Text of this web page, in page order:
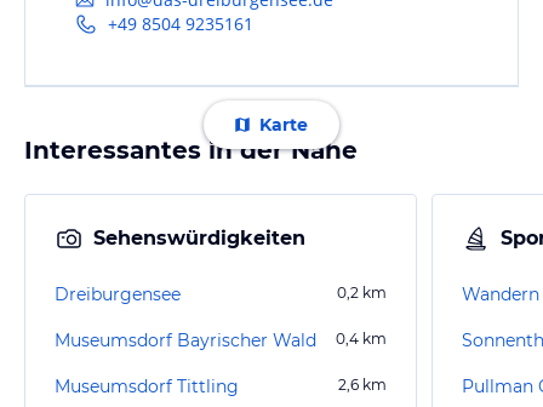
+49 8504 9235161
Karte
Interessantes in der Nähe
Sehenswürdigkeiten
Dreiburgensee 0,2 km
Museumsdorf Bayrischer Wald 0,4 km
Museumsdorf Tittling 2,6 km Pullman